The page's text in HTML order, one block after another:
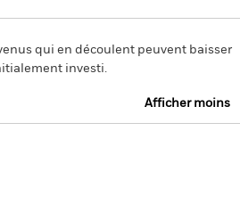
qui en découlent peuvent baisser
investi.
Afficher moins